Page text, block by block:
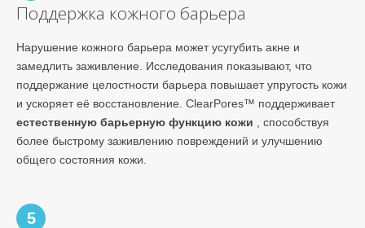
Поддержка кожного барьера
Нарушение кожного барьера может усугубить акне и
замедлить заживление. Исследования показывают, что
поддержание целостности барьера повышает упругость кожи
и ускоряет её восстановление. ClearPores™ поддерживает
естественную барьерную функцию кожи , способствуя
более быстрому заживлению повреждений и улучшению
общего состояния кожи.
5